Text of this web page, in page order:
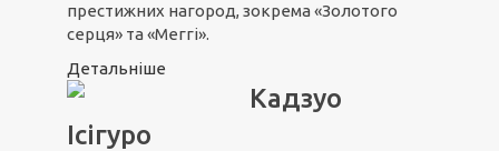
престижних нагород, зокрема «Золотого
серця» та «Меггі».
Детальніше
Кадзуо
Ісігуро